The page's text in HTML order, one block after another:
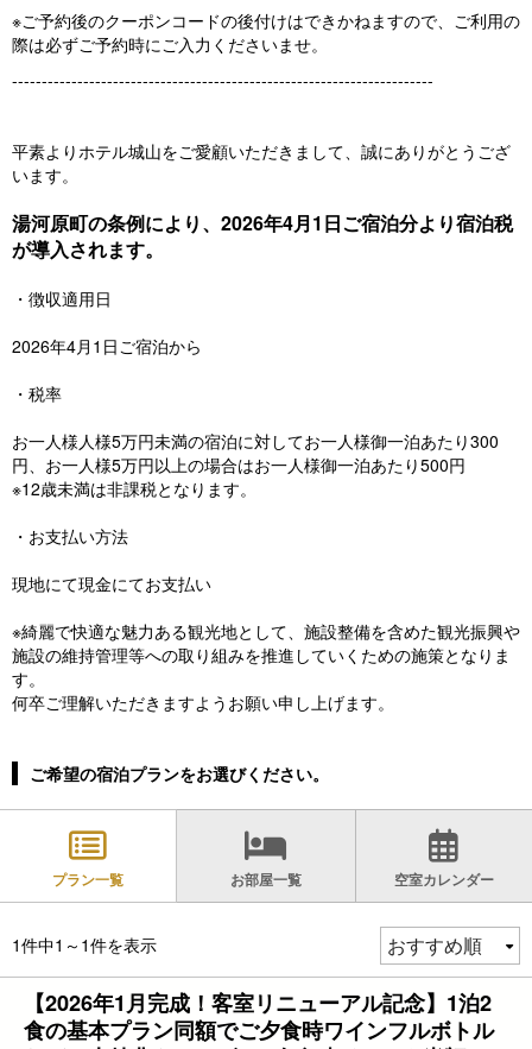
※ご予約後のクーポンコードの後付けはできかねますので、ご利用の
際は必ずご予約時にご入力くださいませ。
-----------------------------------------------------------------------
平素よりホテル城山をご愛顧いただきまして、誠にありがとうござ
います。
湯河原町の条例により、2026年4月1日ご宿泊分より宿泊税
が導入されます。
・徴収適用日
2026年4月1日ご宿泊から
・税率
お一人様人様5万円未満の宿泊に対してお一人様御一泊あたり300
円、お一人様5万円以上の場合はお一人様御一泊あたり500円
※12歳未満は非課税となります。
・お支払い方法
現地にて現金にてお支払い
※綺麗で快適な魅力ある観光地として、施設整備を含めた観光振興や
施設の維持管理等への取り組みを推進していくための施策となりま
す。
何卒ご理解いただきますようお願い申し上げます。
ご希望の宿泊プランをお選びください。
プラン一覧 お部屋一覧 空室カレンダー
1件中1～1件を表示
【2026年1月完成！客室リニューアル記念】1泊2
食の基本プラン同額でご夕食時ワインフルボトル